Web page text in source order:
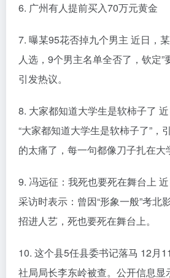
6. 广州有人提前买入70万元黄金
7. 曝某95花否掉九个男主 近日，
人选，9个男主名单全否了，钦定”
引发热议。
8. 大家都知道大学生是软柿子了
“大家都知道大学生是软柿子了”，
的太痛了，每一句都像刀子扎在大
9. 冯远征：我死也要死在舞台上
采访时表示：曾因“形象一般”考北
招进人艺，死也要死在舞台上。
10. 这个县5任县委书记落马 12月
社局局长李东岭被查。公开信息